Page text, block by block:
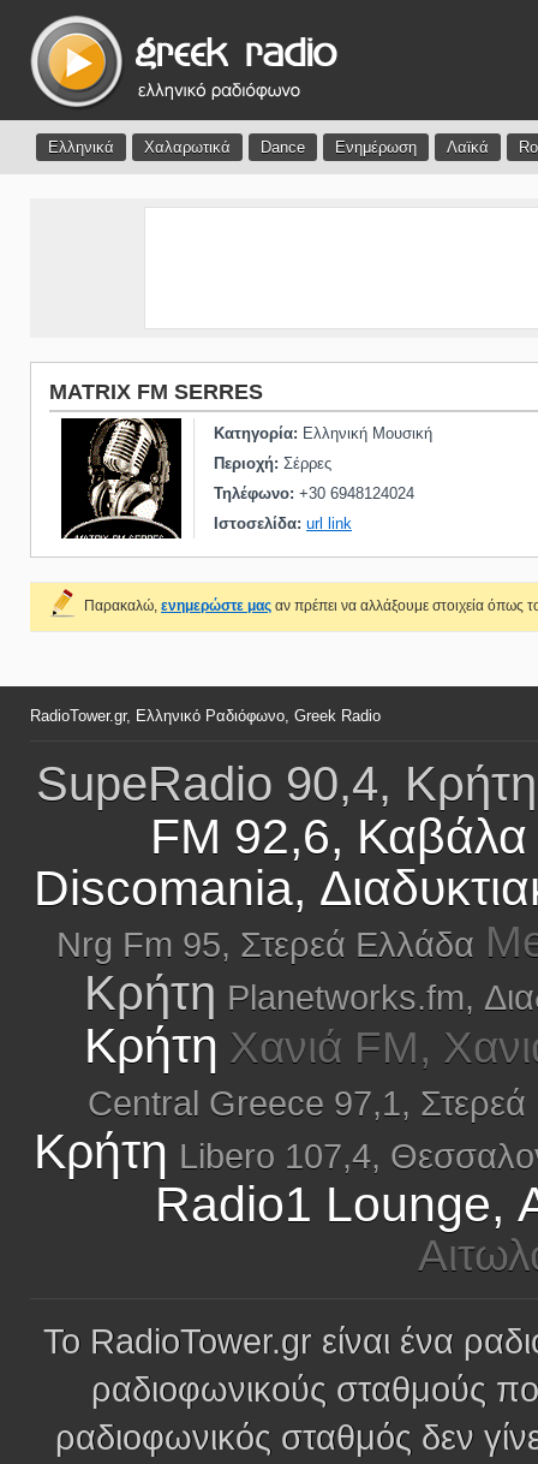
Ελληνικά Χαλαρωτικά Dance Ενημέρωση Λαϊκά
MATRIX FM SERRES
Κατηγορία: Ελληνική Μουσική
Περιοχή: Σέρρες
Τηλέφωνο: +30 6948124024
Ιστοσελίδα: url link
Παρακαλώ, ενημερώστε μας αν πρέπει να αλλάξουμε στοιχεία όπως
RadioTower.gr, Ελληνικό Ραδιόφωνο, Greek Radio
SupeRadio 90,4, Κρήτη
FM 92,6, Καβάλα
Discomania,
Nrg Fm 95, Στερεά Ελλάδα
Κρήτη Planetworks.fm,
Κρήτη Χανιά FM,
Central Greece 97,1,
Κρήτη Libero 107,4,
Radio1 Lounge,
Το RadioTower.gr είναι ένα
ραδιοφωνικούς σταθμούς
ραδιοφωνικός σταθμός δεν